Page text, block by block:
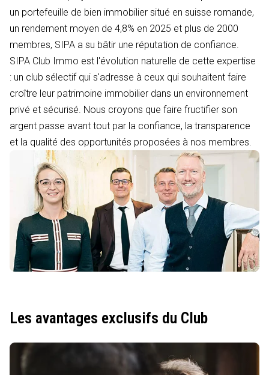
un portefeuille de bien immobilier situé en suisse romande,
un rendement moyen de 4,8% en 2025 et plus de 2000
membres, SIPA a su bâtir une réputation de confiance.
SIPA Club Immo est l'évolution naturelle de cette expertise
: un club sélectif qui s'adresse à ceux qui souhaitent faire
croître leur patrimoine immobilier dans un environnement
privé et sécurisé. Nous croyons que faire fructifier son
argent passe avant tout par la confiance, la transparence
et la qualité des opportunités proposées à nos membres.
Les avantages exclusifs du Club